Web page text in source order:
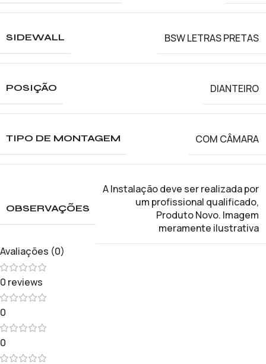
SIDEWALL BSW LETRAS PRETAS
POSIÇÃO DIANTEIRO
TIPO DE MONTAGEM COM CÂMARA
OBSERVAÇÕES
A Instalação deve ser realizada por
um profissional qualificado,
Produto Novo. Imagem
meramente ilustrativa
Avaliações (0)
0 reviews
0
0